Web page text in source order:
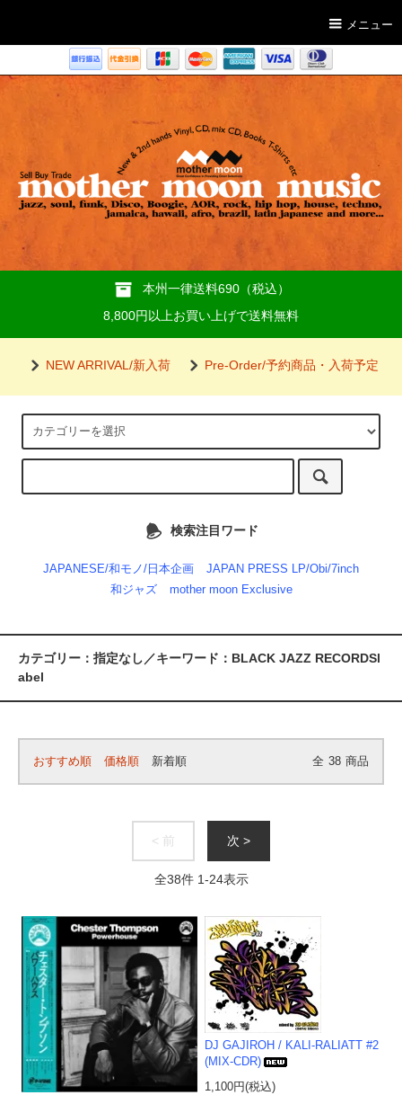
メニュー
本州一律送料690（税込）
8,800円以上お買い上げで送料無料
NEW ARRIVAL/新入荷 Pre-Order/予約商品・入荷予定
検索注目ワード
JAPANESE/和モノ/日本企画
JAPAN PRESS LP/Obi/7inch
和ジャズ
mother moon Exclusive
カテゴリー：指定なし／キーワード：BLACK JAZZ RECORDSl
abel
おすすめ順 価格順 新着順 全 38 商品
< 前 次 >
全38件 1-24表示
DJ GAJIROH / KALI-RALIATT #2
(MIX-CDR)
1,100円(税込)